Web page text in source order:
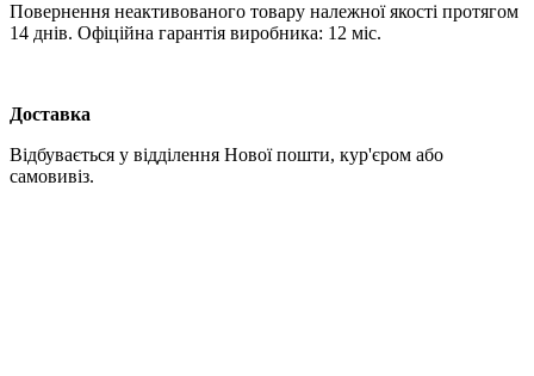
Повернення неактивованого товару належної якості протягом
14 днів. Офіційна гарантія виробника: 12 міс.
Доставка
Відбувається у відділення Нової пошти, кур'єром або
самовивіз.